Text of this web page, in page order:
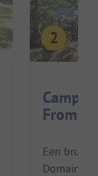
Een
Domaine